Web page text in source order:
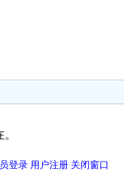
登录 用户注册 关闭窗口